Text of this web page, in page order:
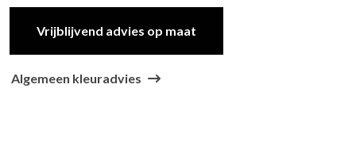
Vrijblijvend advies op maat
Algemeen kleuradvies